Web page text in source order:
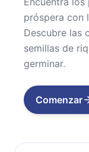
próspera con
Descubre las
semillas de
germinar.
Comenzar